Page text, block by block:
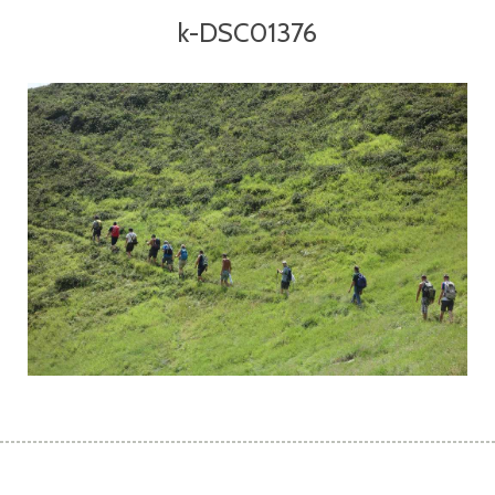
k-DSC01376